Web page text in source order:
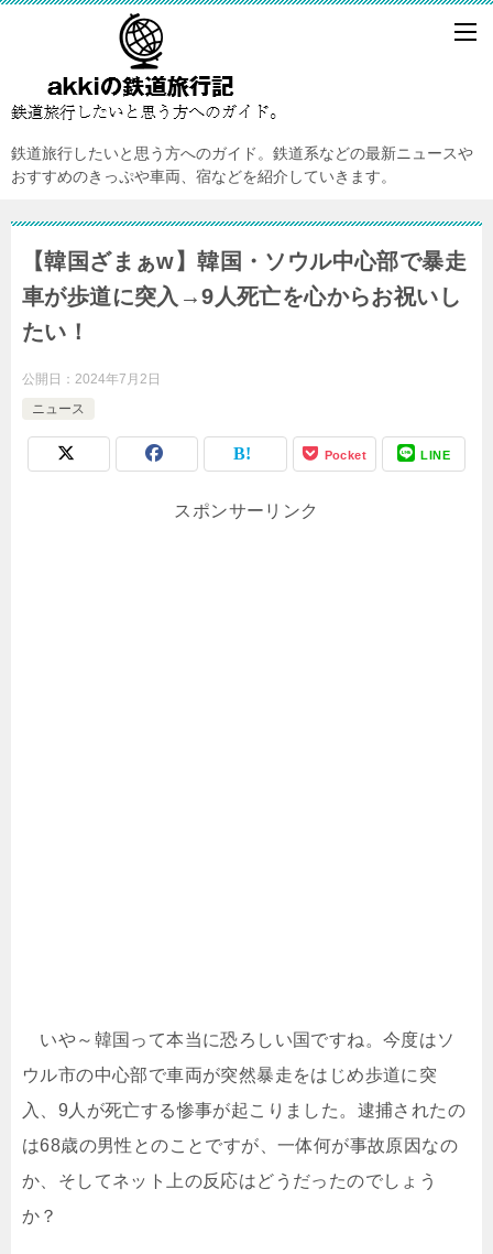
鉄道旅行したいと思う方へのガイド。鉄道系などの最新ニュースや
おすすめのきっぷや車両、宿などを紹介していきます。
【韓国ざまぁw】韓国・ソウル中心部で暴走
車が歩道に突入→9人死亡を心からお祝いし
たい！
公開日： 2024年7月2日
ニュース
Pocket LINE
スポンサーリンク
いや～韓国って本当に恐ろしい国ですね。今度はソ
ウル市の中心部で車両が突然暴走をはじめ歩道に突
入、9人が死亡する惨事が起こりました。逮捕されたの
は68歳の男性とのことですが、一体何が事故原因なの
か、そしてネット上の反応はどうだったのでしょう
か？